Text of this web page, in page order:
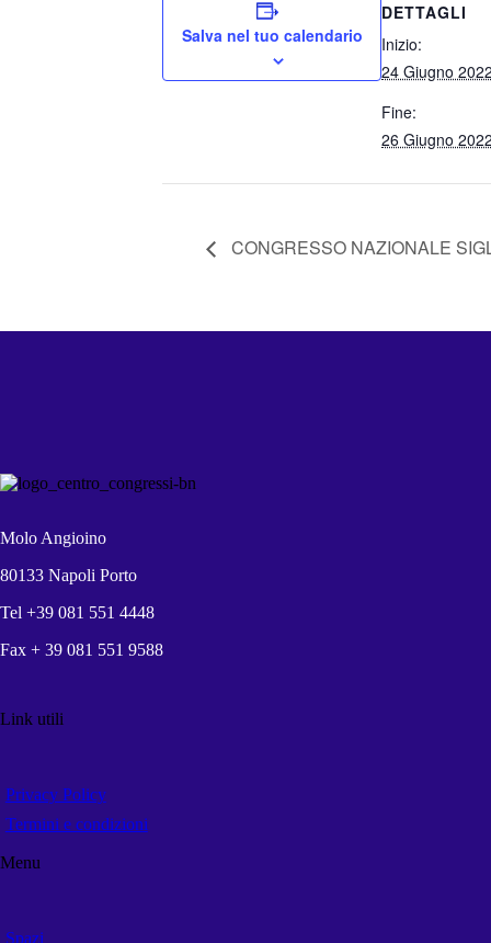
Salva nel tuo calendario
DETTAGLI
Inizio:
24 Giugno 2022
Fine:
26 Giugno 2022
CONGRESSO NAZIONALE
Molo Angioino
80133 Napoli Porto
Tel +39 081 551 4448
Fax + 39 081 551 9588
Link utili
Privacy Policy
Termini e condizioni
Menu
Spazi